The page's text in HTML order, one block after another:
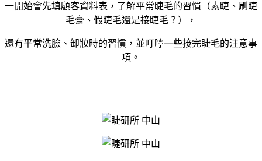
一開始會先填顧客資料表，了解平常睫毛的習慣（素睫、刷睫
毛膏、假睫毛還是接睫毛？），
還有平常洗臉、卸妝時的習慣，並叮嚀一些接完睫毛的注意事
項。